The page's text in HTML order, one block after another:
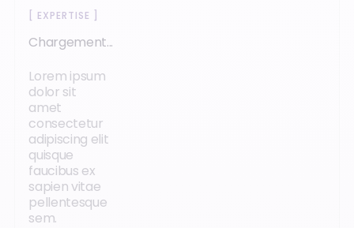
EXPERTISE
Chargement...
Lorem ipsum
dolor sit
amet
consectetur
adipiscing elit
quisque
faucibus ex
sapien vitae
pellentesque
sem.